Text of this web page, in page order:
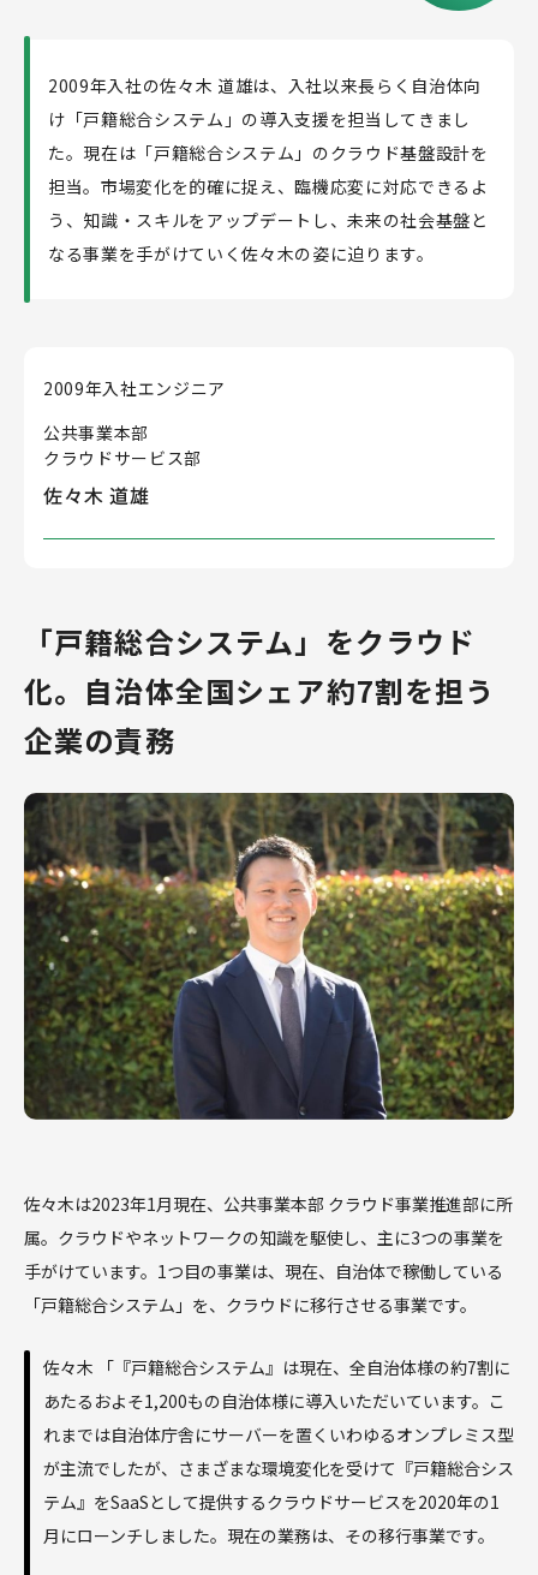
採用情報
採用メッセージ
よくあるご質問
新卒採用詳細
27年卒エントリー
28年卒エントリー
おすすめ記事
社員インタビュー
業界にとっての最適解を模索していく
──システム開発の上流工程でデジタ
ル化を支える
社員インタビュー
挑戦を後押しす
体性を育む。若
軌跡
採用に関する
個人情報について
コーポレートサイト
2009年入社の佐々木 道雄は、入社以来長らく自治体向
け「戸籍総合システム」の導入支援を担当してきまし
た。現在は「戸籍総合システム」のクラウド基盤設計を
担当。市場変化を的確に捉え、臨機応変に対応できるよ
う、知識・スキルをアップデートし、未来の社会基盤と
なる事業を手がけていく佐々木の姿に迫ります。
2009年入社エンジニア
公共事業本部
クラウドサービス部
佐々木 道雄
「戸籍総合システム」をクラウド
化。自治体全国シェア約7割を担う
企業の責務
佐々木は2023年1月現在、公共事業本部 クラウド事業推進部に所
属。クラウドやネットワークの知識を駆使し、主に3つの事業を
手がけています。1つ目の事業は、現在、自治体で稼働している
「戸籍総合システム」を、クラウドに移行させる事業です。
佐々木 「『戸籍総合システム』は現在、全自治体様の約7割に
あたるおよそ1,200もの自治体様に導入いただいています。こ
れまでは自治体庁舎にサーバーを置くいわゆるオンプレミス型
が主流でしたが、さまざまな環境変化を受けて『戸籍総合シス
テム』をSaaSとして提供するクラウドサービスを2020年の1
月にローンチしました。現在の業務は、その移行事業です。